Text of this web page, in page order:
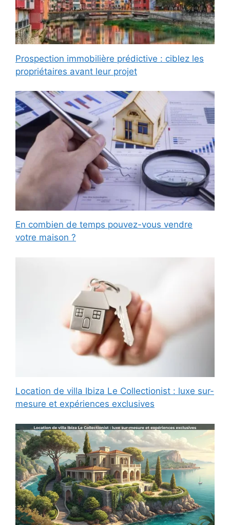
Prospection immobilière prédictive : ciblez les
propriétaires avant leur projet
En combien de temps pouvez-vous vendre
votre maison ?
Location de villa Ibiza Le Collectionist : luxe sur-
mesure et expériences exclusives